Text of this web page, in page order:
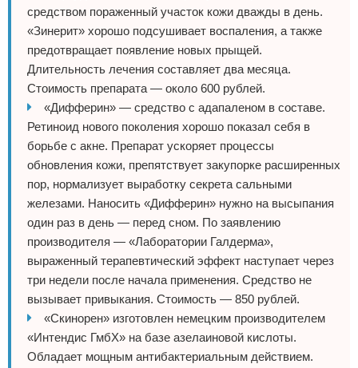
средством пораженный участок кожи дважды в день.
«Зинерит» хорошо подсушивает воспаления, а также
предотвращает появление новых прыщей.
Длительность лечения составляет два месяца.
Стоимость препарата — около 600 рублей.
«Дифферин» — средство с адапаленом в составе.
Ретиноид нового поколения хорошо показал себя в
борьбе с акне. Препарат ускоряет процессы
обновления кожи, препятствует закупорке расширенных
пор, нормализует выработку секрета сальными
железами. Наносить «Дифферин» нужно на высыпания
один раз в день — перед сном. По заявлению
производителя — «Лаборатории Галдерма»,
выраженный терапевтический эффект наступает через
три недели после начала применения. Средство не
вызывает привыкания. Стоимость — 850 рублей.
«Скинорен» изготовлен немецким производителем
«Интендис ГмбХ» на базе азелаиновой кислоты.
Обладает мощным антибактериальным действием.